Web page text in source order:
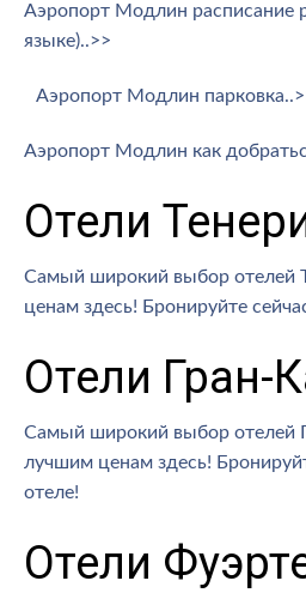
Аэропорт Модлин расписание
языке)..>>
Аэропорт Модлин
Аэропорт Модлин как
Отели
Самый широкий выбор отелей
ценам здесь! Бронируйте
Отели Гран-
Самый широкий выбор отелей
лучшим ценам здесь!
отеле!
Отели